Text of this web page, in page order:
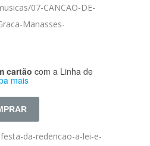
07-CANCAO-DE-
Manasses-
cartão com a Linha de
mais
da-redencao-a-lei-e-